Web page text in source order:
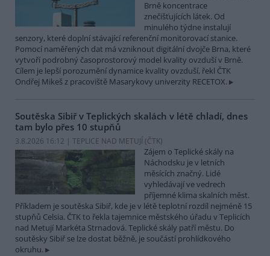
Brně koncentrace
znečišťujících látek. Od
minulého týdne instalují
senzory, které doplní stávající referenční monitorovací stanice.
Pomocí naměřených dat má vzniknout digitální dvojče Brna, které
vytvoří podrobný časoprostorový model kvality ovzduší v Brně.
Cílem je lepší porozumění dynamice kvality ovzduší, řekl ČTK
Ondřej Mikeš z pracoviště Masarykovy univerzity RECETOX.
Soutěska Sibiř v Teplických skalách v létě chladí, dnes
tam bylo přes 10 stupňů
3.8.2026 16:12 | TEPLICE NAD METUJÍ (ČTK)
Zájem o Teplické skály na
Náchodsku je v letních
měsících značný. Lidé
vyhledávají ve vedrech
příjemné klima skalních měst.
Příkladem je soutěska Sibiř, kde je v létě teplotní rozdíl nejméně 15
stupňů Celsia. ČTK to řekla tajemnice městského úřadu v Teplicích
nad Metují Markéta Strnadová. Teplické skály patří městu. Do
soutěsky Sibiř se lze dostat běžně, je součástí prohlídkového
okruhu.